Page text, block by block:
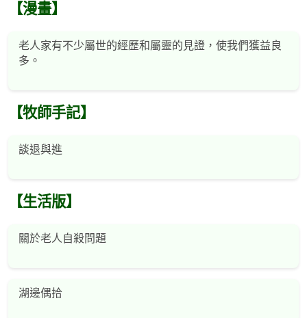
【漫畫】
老人家有不少屬世的經歷和屬靈的見證，使我們獲益良
多。
【牧師手記】
談退與進
【生活版】
關於老人自殺問題
湖邊偶拾